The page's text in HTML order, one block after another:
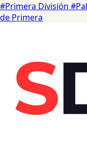
#Primera División
de Primera